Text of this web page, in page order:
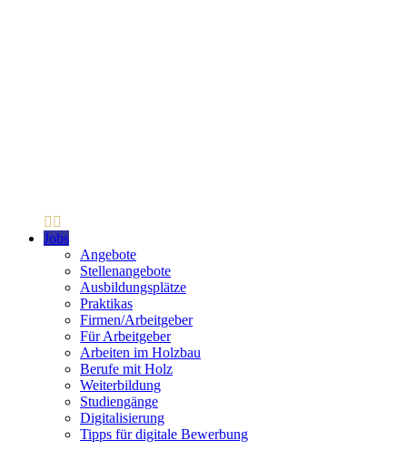
Jobs
Angebote
Stellenangebote
Ausbildungsplätze
Praktikas
Firmen/Arbeitgeber
Für Arbeitgeber
Arbeiten im Holzbau
Berufe mit Holz
Weiterbildung
Studiengänge
Digitalisierung
Tipps für digitale Bewerbung